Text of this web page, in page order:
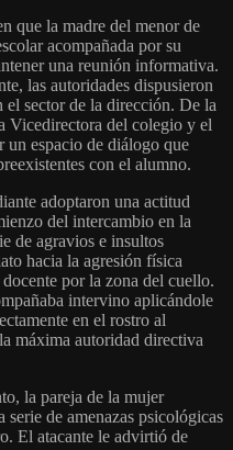
que la madre del menor de
acompañada por su
una reunión informativa.
las autoridades dispusieron
el sector de la dirección. De la
Vicedirectora del colegio y el
un espacio de diálogo que
con el alumno.
adoptaron una actitud
del intercambio en la
de agravios e insultos
hacia la agresión física
por la zona del cuello.
intervino aplicándole
en el rostro al
máxima autoridad directiva
la pareja de la mujer
serie de amenazas psicológicas
El atacante le advirtió de